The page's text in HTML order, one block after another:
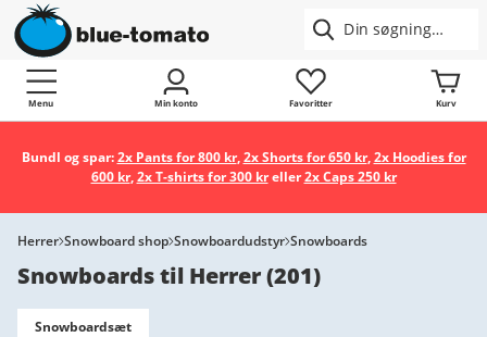
Menu Min konto Favoritter Kurv
Bundl og spar:2x Pants for 800 kr,2x Shorts for 650 kr,2x Hoodies for
600 kr,2x T-shirts for 300 kreller2x Caps 250 kr
Herrer Snowboard shop Snowboardudstyr Snowboards
Snowboards til Herrer(201)
Snowboardsæt